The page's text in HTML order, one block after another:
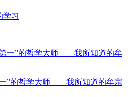
学习
”的哲学大师——我所知道的牟宗